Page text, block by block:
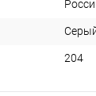
204